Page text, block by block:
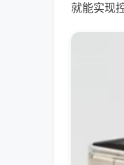
就能实现